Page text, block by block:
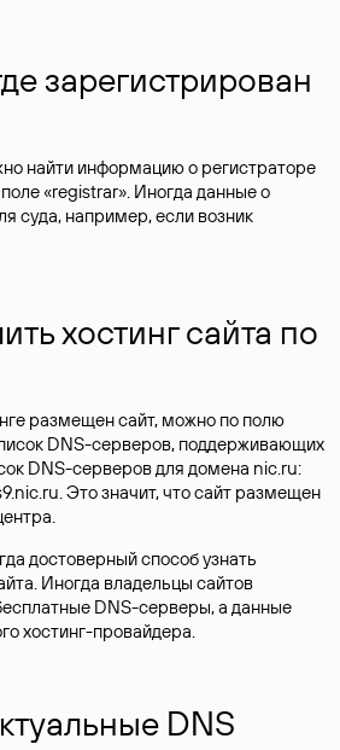
зарегистрирован
найти информацию о регистраторе
«registrar». Иногда данные о
суда, например, если возник
хостинг сайта по
размещен сайт, можно по полю
DNS-серверов, поддерживающих
DNS-серверов для домена nic.ru:
Это значит, что сайт размещен
достоверный способ узнать
Иногда владельцы сайтов
DNS-серверы, а данные
хостинг-провайдера.
DNS